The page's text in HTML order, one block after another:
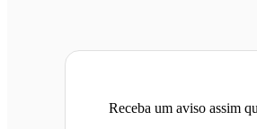
Receba um aviso assim